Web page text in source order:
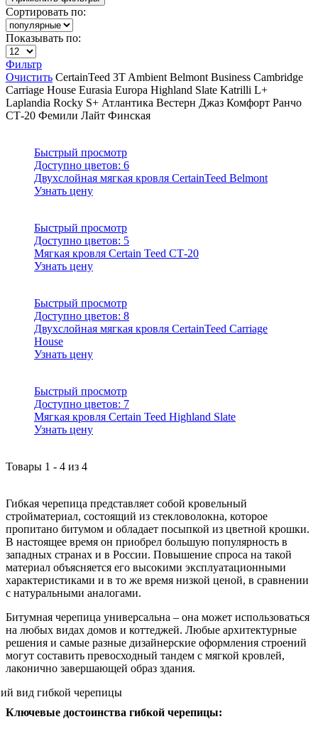
Сортировать по:
Показывать по:
Фильтр
Очистить CertainTeed 3T Ambient Belmont Business Cambridge
Carriage House Eurasia Europa Highland Slate Katrilli L+
Laplandia Rocky S+ Атлантика Вестерн Джаз Комфорт Ранчо
СТ-20 Фемили Лайт Финская
Быстрый просмотр
Доступно цветов: 6
Двухслойная мягкая кровля CertainTeed Belmont
Узнать цену
Быстрый просмотр
Доступно цветов: 5
Мягкая кровля Certain Teed СТ-20
Узнать цену
Быстрый просмотр
Доступно цветов: 8
Двухслойная мягкая кровля CertainTeed Carriage
House
Узнать цену
Быстрый просмотр
Доступно цветов: 7
Мягкая кровля Certain Teed Highland Slate
Узнать цену
Товары 1 - 4 из 4
Гибкая черепица представляет собой кровельный
стройматериал, состоящий из стекловолокна, которое
пропитано битумом и обладает посыпкой из цветной крошки.
В настоящее время он приобрел большую популярность в
западных странах и в России. Повышение спроса на такой
материал объясняется его высокими эксплуатационными
характеристиками и в то же время низкой ценой, в сравнении
с натуральными аналогами.
Битумная черепица универсальна – она может использоваться
на любых видах домов и коттеджей. Любые архитектурные
решения и самые разные дизайнерские оформления строений
могут составить превосходный тандем с мягкой кровлей,
лаконично завершающей образ здания.
Ключевые достоинства гибкой черепицы: